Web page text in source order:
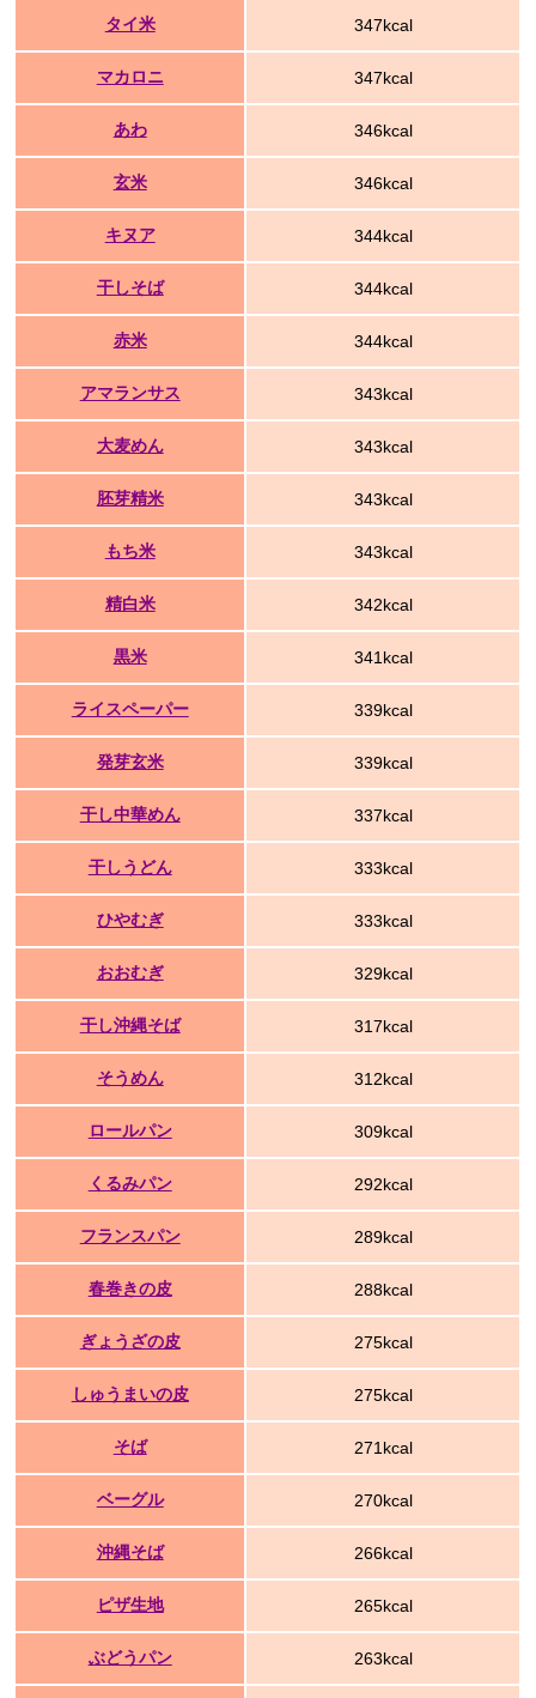
タイ米 347kcal
マカロニ 347kcal
あわ 346kcal
玄米 346kcal
キヌア 344kcal
干しそば 344kcal
赤米 344kcal
アマランサス 343kcal
大麦めん 343kcal
胚芽精米 343kcal
もち米 343kcal
精白米 342kcal
黒米 341kcal
ライスペーパー 339kcal
発芽玄米 339kcal
干し中華めん 337kcal
干しうどん 333kcal
ひやむぎ 333kcal
おおむぎ 329kcal
干し沖縄そば 317kcal
そうめん 312kcal
ロールパン 309kcal
くるみパン 292kcal
フランスパン 289kcal
春巻きの皮 288kcal
ぎょうざの皮 275kcal
しゅうまいの皮 275kcal
そば 271kcal
ベーグル 270kcal
沖縄そば 266kcal
ピザ生地 265kcal
ぶどうパン 263kcal